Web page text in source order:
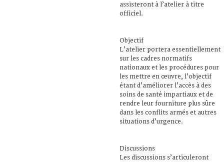
assisteront à l’atelier à titre
officiel.
Objectif
L’atelier portera essentiellement
sur les cadres normatifs
nationaux et les procédures pour
les mettre en œuvre, l’objectif
étant d’améliorer l’accès à des
soins de santé impartiaux et de
rendre leur fourniture plus sûre
dans les conflits armés et autres
situations d’urgence.
Discussions
Les discussions s’articuleront